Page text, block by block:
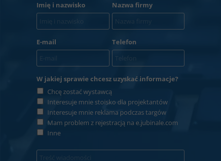
Imię i nazwisko Nazwa firmy
E-mail Telefon
W jakiej sprawie chcesz uzyskać informacje?
Chcę zostać wystawcą
Interesuje mnie stoisko dla projektantów
Interesuje mnie reklama podczas targów
Mam problem z rejestracją na e.jubinale.com
Inne